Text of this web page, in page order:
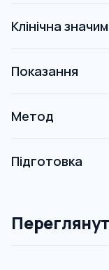
Клінічна
Показання
Метод
Підготовка